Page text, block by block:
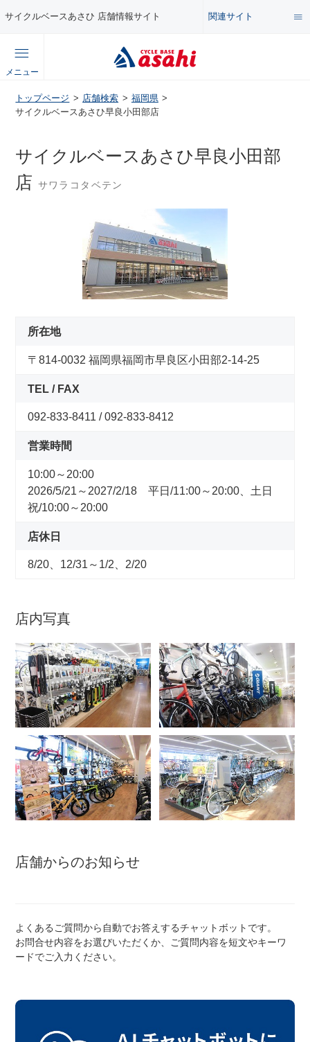
サイクルベースあさひ 店舗情報サイト 関連サイト
総合サイト
公式オンラインストア
企業情報サイト
店舗情報サイト
メニュー
コンテンツ
特集・イベント
メンテナンス・カスタム講座
自転車・パーツの使い方・選び方
ぶろぐ・で・あさひ
オリジナルブランド一覧
日本代理店ブランド一覧
サイクルベースあさひ公式アプリ
アウトレット
自転車修理工賃
サイクルメイト
サイクルポーター
自転車買取専門サービス
トップページ 店舗検索
福岡県
サイクルベースあさひ早良小田部店
サイクルベースあさひ早良小田部
店 サワラコタベテン
所在地
〒814-0032 福岡県福岡市早良区小田部2-14-25
TEL / FAX
092-833-8411 / 092-833-8412
営業時間
10:00～20:00
2026/5/21～2027/2/18 平日/11:00～20:00、土日
祝/10:00～20:00
店休日
8/20、12/31～1/2、2/20
店内写真
店舗からのお知らせ
よくあるご質問から自動でお答えするチャットボットです。
お問合せ内容をお選びいただくか、ご質問内容を短文やキーワ
ードでご入力ください。